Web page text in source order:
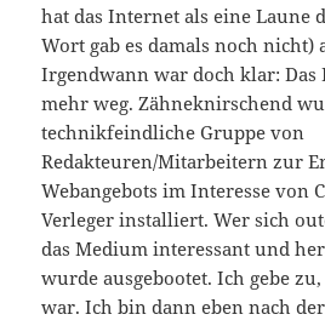
hat das Internet als eine Laune
Wort gab es damals noch nicht)
Irgendwann war doch klar:
mehr weg. Zähneknirschend
technikfeindliche Gruppe von
Redakteuren/Mitarbeitern zur
Webangebots im Interesse von
Verleger installiert. Wer sich
das Medium interessant und
wurde ausgebootet. Ich gebe
war. Ich bin dann eben nach